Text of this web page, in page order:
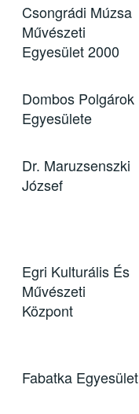
Csongrádi Múzsa
Művészeti
Egyesület 2000
Dombos Polgárok
Egyesülete
Dr. Maruzsenszki
József
Egri Kulturális És
Művészeti
Központ
Fabatka Egyesület